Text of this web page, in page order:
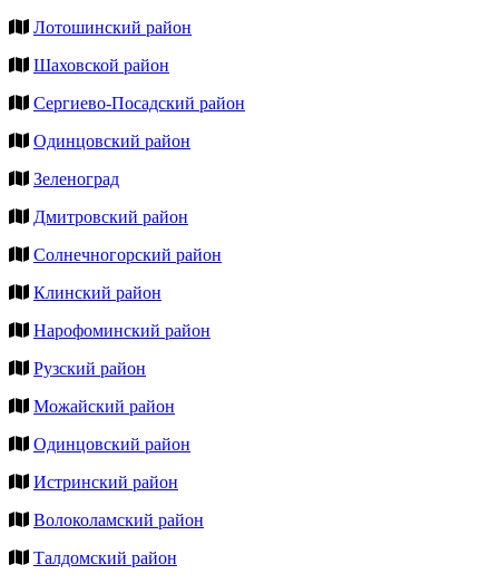
Лотошинский район
Шаховской район
Сергиево-Посадский район
Одинцовский район
Зеленоград
Дмитровский район
Солнечногорский район
Клинский район
Нарофоминский район
Рузский район
Можайский район
Одинцовский район
Истринский район
Волоколамский район
Талдомский район